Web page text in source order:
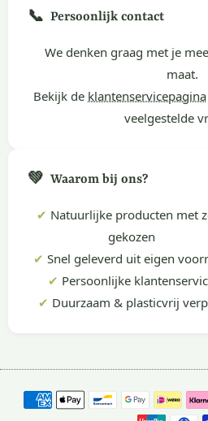
📞 Persoonlijk contact
We denken graag met je
maat.
Bekijk de klantenservicepagina
veelgestelde
💚 Waarom bij ons?
✔ Natuurlijke producten met
gekozen
✔ Snel geleverd uit eigen
✔ Persoonlijke
✔ Duurzaam & plasticvrij